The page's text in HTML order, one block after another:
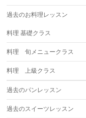
過去のお料理レッスン
料理 基礎クラス
料理 旬メニュークラス
料理 上級クラス
過去のパンレッスン
過去のスイーツレッスン